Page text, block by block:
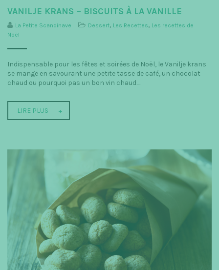
VANILJE KRANS – BISCUITS À LA VANILLE
La Petite Scandinave Dessert, Les Recettes, Les recettes de
Noël
Indispensable pour les fêtes et soirées de Noël, le Vanilje krans
se mange en savourant une petite tasse de café, un chocolat
chaud ou pourquoi pas un bon vin chaud....
LIRE PLUS